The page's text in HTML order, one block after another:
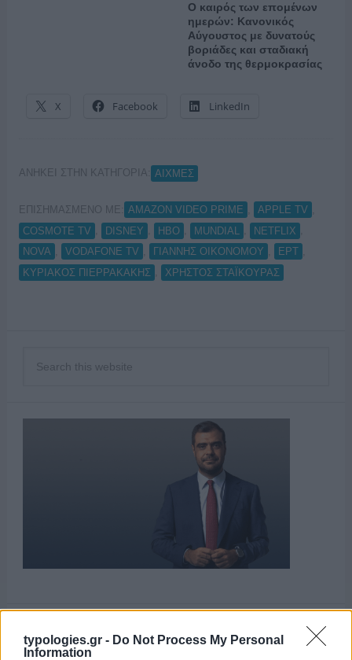
typologies.gr - Do Not Process My Personal
Information
Ο καιρός των επομένων
ημερών: Κανονικός
Αύγουστος με δυνατούς
βοριάδες και σταδιακή
άνοδο της θερμοκρασίας
X Facebook LinkedIn
ΑΝΗΚΕΙ ΣΤΗΝ ΚΑΤΗΓΟΡΙΑ: ΑΙΧΜΕΣ
ΕΠΙΣΗΜΑΣΜΕΝΟ ΜΕ: AMAZON VIDEO PRIME APPLE TV
COSMOTE TV
DISNEY HBO MUNDIAL NETFLIX
NOVA
VODAFONE TV ΓΙΑΝΝΗΣ ΟΙΚΟΝΟΜΟΥ ΕΡΤ
ΚΥΡΙΑΚΟΣ ΠΙΕΡΡΑΚΑΚΗΣ
ΧΡΗΣΤΟΣ ΣΤΑΪΚΟΥΡΑΣ
ΑΙΧΜΕΣ